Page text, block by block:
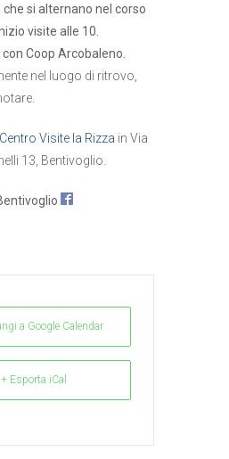
si alternano nel corso
visite alle 10.
Coop Arcobaleno.
nel luogo di ritrovo,
Centro Visite la Rizza in Via
13, Bentivoglio.
a Google Calendar
+ Esporta iCal